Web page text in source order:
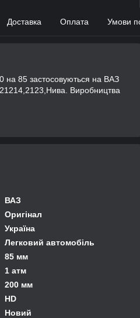
Доставка Оплата Умови
на 85 застосовуються на ВАЗ
Виробництва
ВАЗ
Оригінал
Україна
Легковий автомобіль
85 мм
1 атм
200 мм
HD
Новий